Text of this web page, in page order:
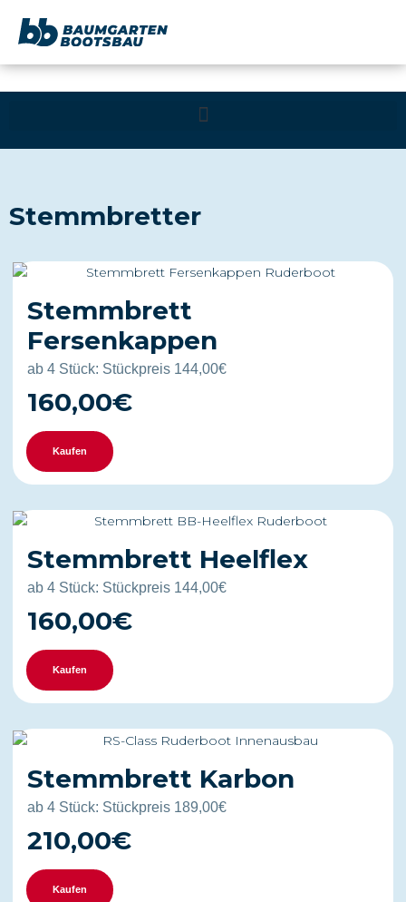
springen
Stemmbretter
Stemmbrett
Fersenkappen
ab 4 Stück: Stückpreis 144,00€
160,00€
Kaufen
Stemmbrett Heelflex
ab 4 Stück: Stückpreis 144,00€
160,00€
Kaufen
Stemmbrett Karbon
ab 4 Stück: Stückpreis 189,00€
210,00€
Kaufen